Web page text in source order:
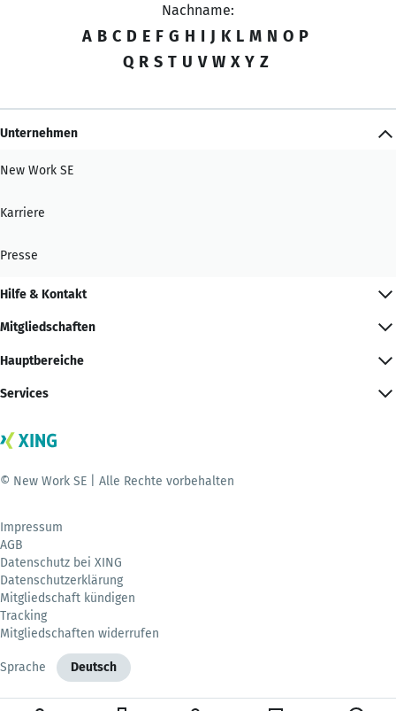
Nachname:
A B C D E F G H I J K L M N O P
Q R S T U V W X Y Z
Unternehmen
New Work SE
Karriere
Presse
Hilfe & Kontakt
Mitgliedschaften
Hauptbereiche
Services
© New Work SE | Alle Rechte vorbehalten
Impressum
AGB
Datenschutz bei XING
Datenschutzerklärung
Mitgliedschaft kündigen
Tracking
Mitgliedschaften widerrufen
Sprache Deutsch